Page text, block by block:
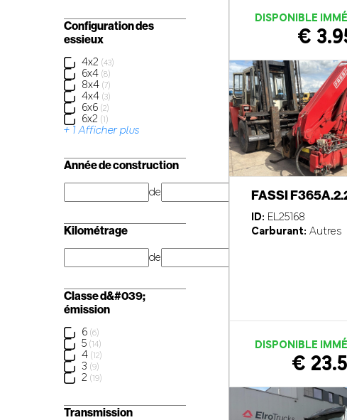
Configuration des
essieux
4x2 (43)
6x4 (8)
8x4 (7)
4x4 (3)
6x6 (2)
6x2 (1)
+ 1 Afficher plus
Année de construction
de année
Kilométrage
de
Classe d&#039;
émission
6 (6)
5 (14)
4 (12)
3 (9)
2 (19)
Transmission
DISPONIBLE
€
FASSI
ID: EL25168
Carburant: Autres
DISPONIBLE
€